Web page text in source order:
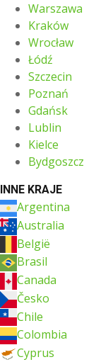
Warszawa
Kraków
Wrocław
Łódź
Szczecin
Poznań
Gdańsk
Lublin
Kielce
Bydgoszcz
INNE KRAJE
Argentina
Australia
België
Brasil
Canada
Česko
Chile
Colombia
Cyprus